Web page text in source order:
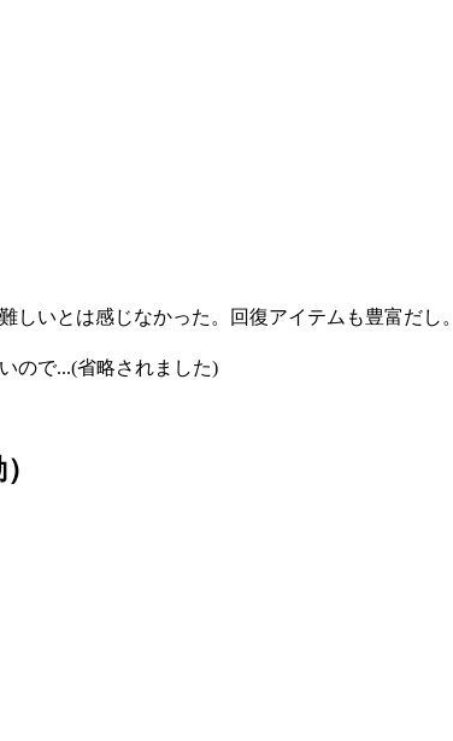
いとは感じなかった。回復アイテムも豊富だし。
ので...(省略されました)